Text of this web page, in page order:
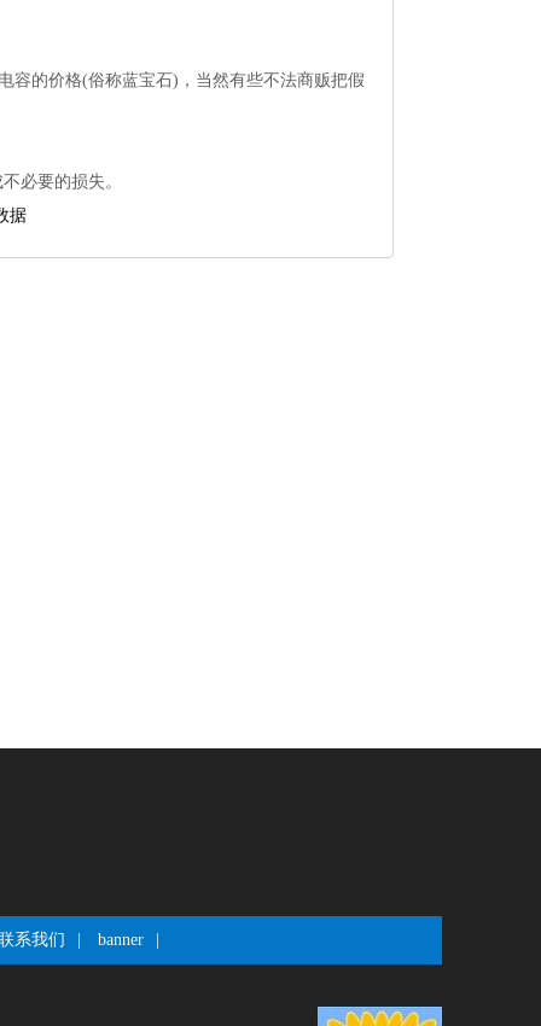
容的价格(俗称蓝宝石)，当然有些不法商贩把假
必要的损失。
据
系我们 banner